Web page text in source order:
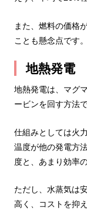
また、燃料の価格
ことも懸念点です。
地熱発電
地熱発電は、マグ
ービンを回す方法で
仕組みとしては火
温度が他の発電方
度と、あまり効率
ただし、水蒸気は
高く、コストを抑